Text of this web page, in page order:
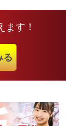
ます！
る